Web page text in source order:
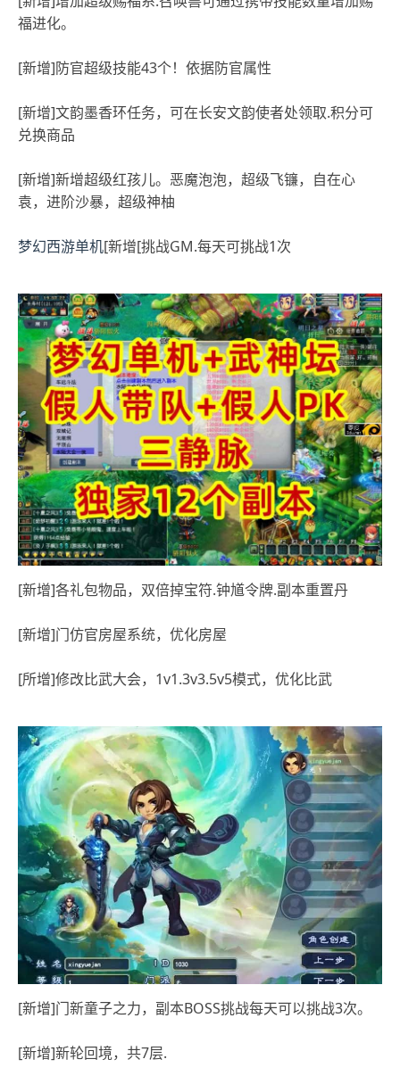
福进化。
[新增]防官超级技能43个！依据防官属性
[新增]文韵墨香环任务，可在长安文韵使者处领取.积分可
兑换商品
[新增]新增超级红孩儿。恶魔泡泡，超级飞镰，自在心
袁，进阶沙暴，超级神柚
梦幻西游单机[新增[挑战GM.每天可挑战1次
[新增]各礼包物品，双倍掉宝符.钟馗令牌.副本重置丹
[新增]门仿官房屋系统，优化房屋
[所增]修改比武大会，1v1.3v3.5v5模式，优化比武
[新增]门新童子之力，副本BOSS挑战每天可以挑战3次。
[新增]新轮回境，共7层.